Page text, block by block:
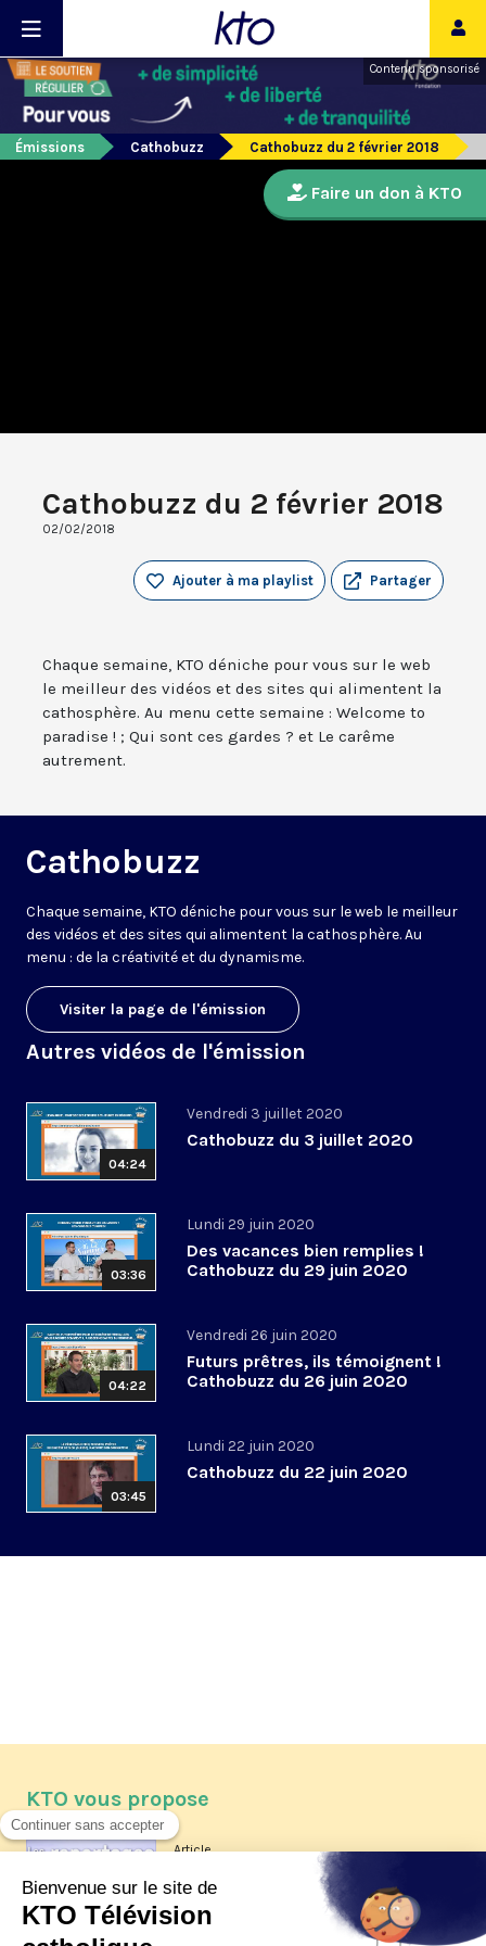
Contenu sponsorisé
Émissions Cathobuzz Cathobuzz du 2 février 2018
Cathobuzz du 2 février 2018
02/02/2018
Partager
Ajouter à ma playlist
Chaque semaine, KTO déniche pour vous sur le web
le meilleur des vidéos et des sites qui alimentent la
cathosphère. Au menu cette semaine : Welcome to
paradise ! ; Qui sont ces gardes ? et Le carême
autrement.
Cathobuzz
Chaque semaine, KTO déniche pour vous sur le web le meilleur
des vidéos et des sites qui alimentent la cathosphère. Au
menu : de la créativité et du dynamisme.
Visiter la page de l'émission
Autres vidéos de l'émission
04:24
Vendredi 3 juillet 2020
Cathobuzz du 3 juillet 2020
03:36
Lundi 29 juin 2020
Des vacances bien remplies !
Cathobuzz du 29 juin 2020
04:22
Vendredi 26 juin 2020
Futurs prêtres, ils témoignent !
Cathobuzz du 26 juin 2020
03:45
Lundi 22 juin 2020
Cathobuzz du 22 juin 2020
Faire un don à KTO
KTO vous propose
Article
Les reportages d'été 2026 de KTO